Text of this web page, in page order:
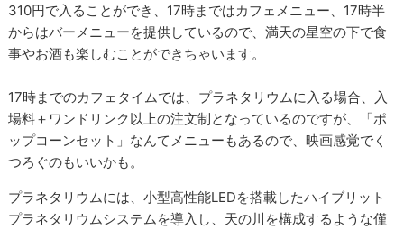
310円で入ることができ、17時まではカフェメニュー、17時半
からはバーメニューを提供しているので、満天の星空の下で食
事やお酒も楽しむことができちゃいます。
17時までのカフェタイムでは、プラネタリウムに入る場合、入
場料＋ワンドリンク以上の注文制となっているのですが、「ポ
ップコーンセット」なんてメニューもあるので、映画感覚でく
つろぐのもいいかも。
プラネタリウムには、小型高性能LEDを搭載したハイブリット
プラネタリウムシステムを導入し、天の川を構成するような僅